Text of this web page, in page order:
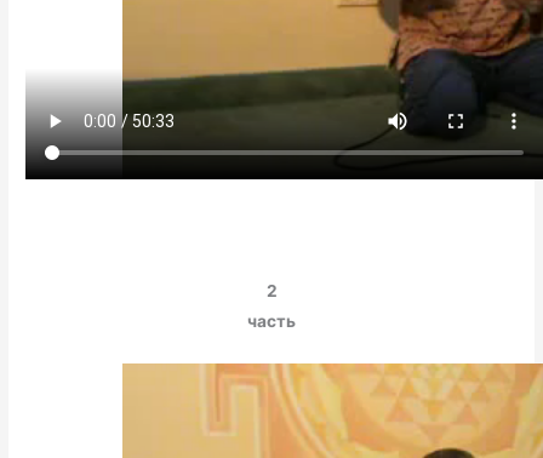
2
часть